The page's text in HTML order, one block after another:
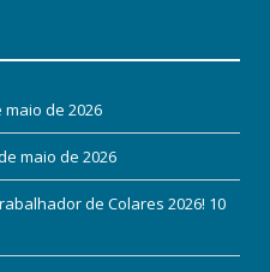
maio de 2026
maio de 2026
de Colares 2026! 10